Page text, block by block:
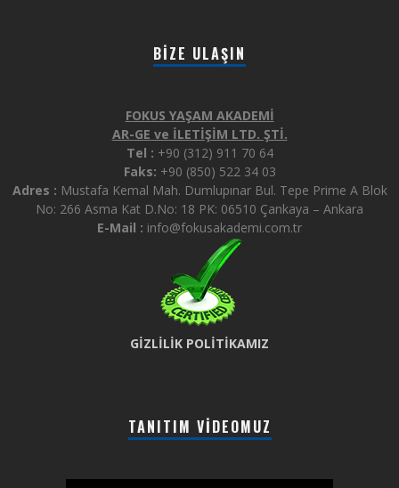
BIZE ULAŞIN
FOKUS YAŞAM AKADEMİ
AR-GE ve İLETİŞİM LTD. ŞTİ.
Tel : +90 (312) 911 70 64
Faks: +90 (850) 522 34 03
Adres : Mustafa Kemal Mah. Dumlupınar Bul. Tepe Prime A Blok
No: 266 Asma Kat D.No: 18 PK: 06510 Çankaya – Ankara
E-Mail : info@fokusakademi.com.tr
GİZLİLİK POLİTİKAMIZ
TANITIM VIDEOMUZ